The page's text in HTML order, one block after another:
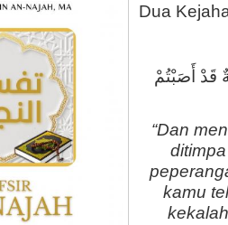
Dua
قَدْ أَصَبْتُمْ
“Dan
kamu